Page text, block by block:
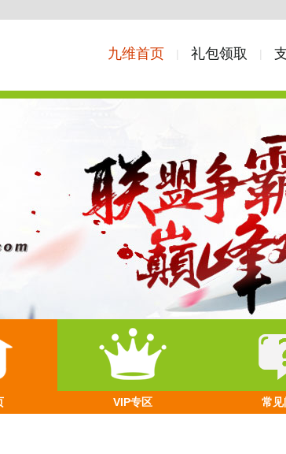
九维首页 | 礼包领取 |
VIP专区 常见